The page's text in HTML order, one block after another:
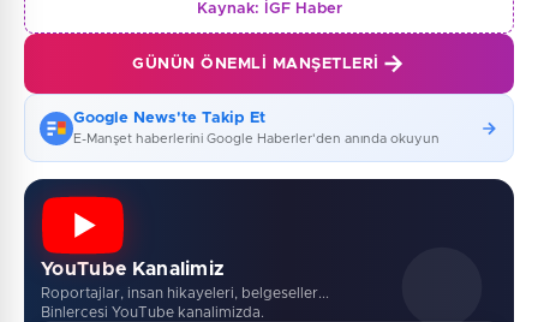
Kaynak: İGF Haber
GÜNÜN ÖNEMLI MANŞETLERI
Google News'te Takip Et
E-Manşet haberlerini Google Haberler'den anında okuyun
YouTube Kanalimiz
Roportajlar, insan hikayeleri, belgeseller...
Binlercesi YouTube kanalimizda.